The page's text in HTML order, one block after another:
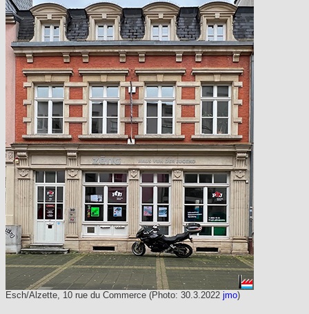
Esch/Alzette, 10 rue du Commerce (Photo: 30.3.2022 jmo)